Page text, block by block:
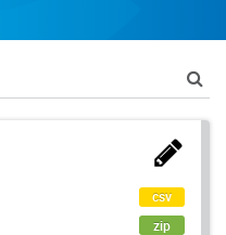
csv
zip